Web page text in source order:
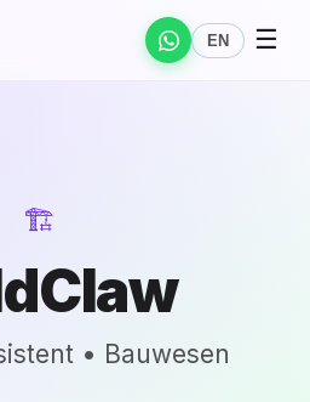
EN ☰
🏗️
• Bauwesen